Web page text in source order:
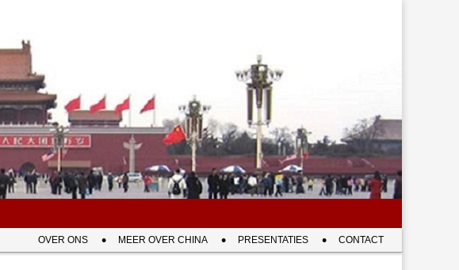
OVER ONS MEER OVER CHINA PRESENTATIES CONTACT